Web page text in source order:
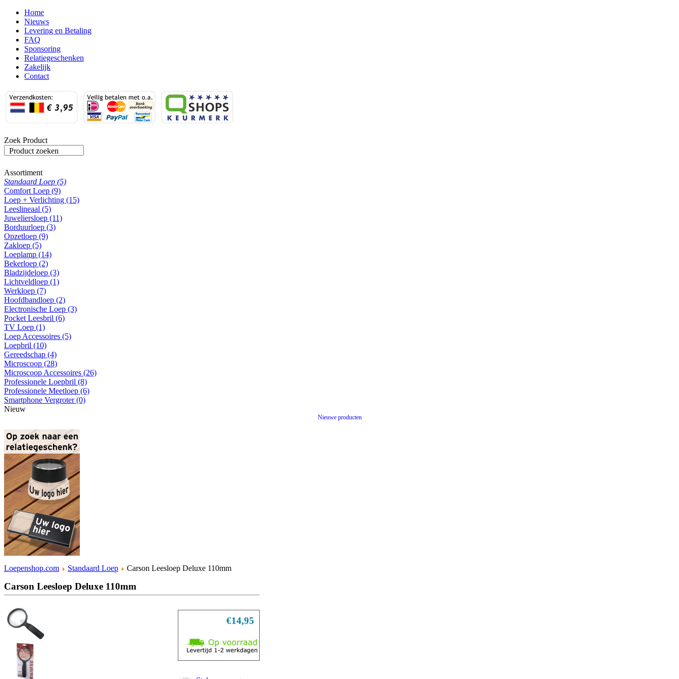
Home
Nieuws
Levering en Betaling
FAQ
Sponsoring
Relatiegeschenken
Zakelijk
Contact
Zoek Product
Product zoeken
Assortiment
Standaard Loep (5)
Comfort Loep (9)
Loep + Verlichting (15)
Leeslineaal (5)
Juweliersloep (11)
Borduurloep (3)
Opzetloep (9)
Zakloep (5)
Loeplamp (14)
Bekerloep (2)
Bladzijdeloep (3)
Lichtveldloep (1)
Werkloep (7)
Hoofdbandloep (2)
Electronische Loep (3)
Pocket Leesbril (6)
TV Loep (1)
Loep Accessoires (5)
Loepbril (10)
Gereedschap (4)
Microscoop (28)
Microscoop Accessoires (26)
Professionele Loepbril (8)
Professionele Meetloep (6)
Smartphone Vergroter (0)
Nieuw
Nieuwe producten
Loepenshop.com Standaard Loep Carson Leesloep Deluxe 110mm
Carson Leesloep Deluxe 110mm
€14,95